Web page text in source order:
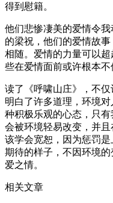
得到慰籍。
他们悲惨凄美的爱情令
的梁祝，他们的爱情故
相随。爱情的力量可以
些在爱情面前或许根本不
读了《呼啸山庄》，不
明白了许多道理，环境
种积极乐观的心态，只
会被环境轻易改变，并
该学会宽恕，因为惩罚
期待的样子，不因环境
爱之情。
相关文章